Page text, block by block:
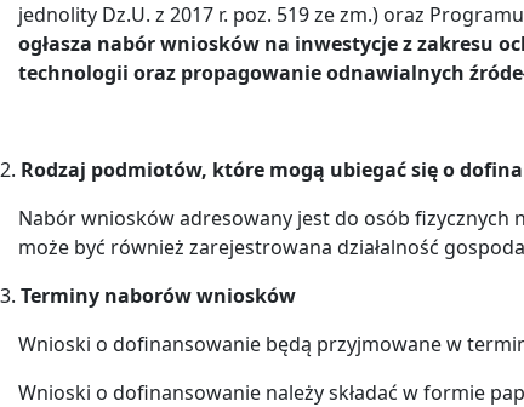
jednolity Dz.U. z 2017 r. poz. 519 ze zm.) oraz
ogłasza nabór wniosków na inwestycje z zakresu
technologii oraz propagowanie odnawialnych
2. Rodzaj podmiotów, które mogą ubiegać się o
Nabór wniosków adresowany jest do osób fizycznych
może być również zarejestrowana działalność
3. Terminy naborów wniosków
Wnioski o dofinansowanie będą przyjmowane w
Wnioski o dofinansowanie należy składać w formie